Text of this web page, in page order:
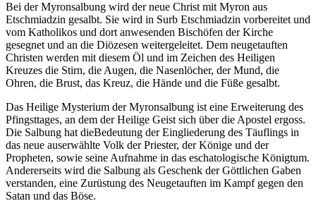
Bei der Myronsalbung wird der neue Christ mit Myron aus
Etschmiadzin gesalbt. Sie wird in Surb Etschmiadzin vorbereitet und
vom Katholikos und dort anwesenden Bischöfen der Kirche
gesegnet und an die Diözesen weitergeleitet. Dem neugetauften
Christen werden mit diesem Öl und im Zeichen des Heiligen
Kreuzes die Stirn, die Augen, die Nasenlöcher, der Mund, die
Ohren, die Brust, das Kreuz, die Hände und die Füße gesalbt.
Das Heilige Mysterium der Myronsalbung ist eine Erweiterung des
Pfingsttages, an dem der Heilige Geist sich über die Apostel ergoss.
Die Salbung hat dieBedeutung der Eingliederung des Täuflings in
das neue auserwählte Volk der Priester, der Könige und der
Propheten, sowie seine Aufnahme in das eschatologische Königtum.
Andererseits wird die Salbung als Geschenk der Göttlichen Gaben
verstanden, eine Zurüstung des Neugetauften im Kampf gegen den
Satan und das Böse.